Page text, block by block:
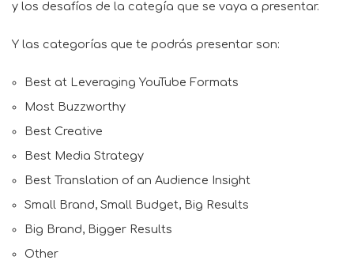
y los desafíos de la categía que se vaya a presentar.
Y las categorías que te podrás presentar son:
Best at Leveraging YouTube Formats
Most Buzzworthy
Best Creative
Best Media Strategy
Best Translation of an Audience Insight
Small Brand, Small Budget, Big Results
Big Brand, Bigger Results
Other